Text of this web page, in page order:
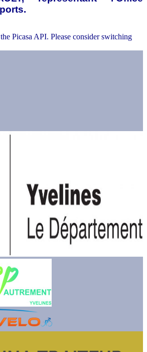
Picasa API. Please consider switching